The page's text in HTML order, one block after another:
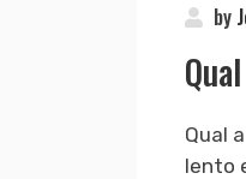
by
Qual
lento